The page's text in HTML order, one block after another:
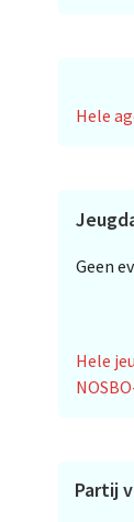
Hele
Geen
Hele
Partij